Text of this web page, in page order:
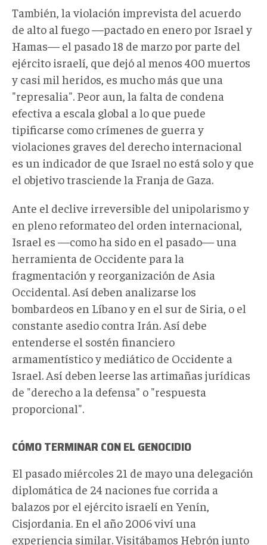
También, la violación imprevista del acuerdo
de alto al fuego —pactado en enero por Israel y
Hamas— el pasado 18 de marzo por parte del
ejército israelí, que dejó al menos 400 muertos
y casi mil heridos, es mucho más que una
"represalia". Peor aun, la falta de condena
efectiva a escala global a lo que puede
tipificarse como crímenes de guerra y
violaciones graves del derecho internacional
es un indicador de que Israel no está solo y que
el objetivo trasciende la Franja de Gaza.
Ante el declive irreversible del unipolarismo y
en pleno reformateo del orden internacional,
Israel es —como ha sido en el pasado— una
herramienta de Occidente para la
fragmentación y reorganización de Asia
Occidental. Así deben analizarse los
bombardeos en Líbano y en el sur de Siria, o el
constante asedio contra Irán. Así debe
entenderse el sostén financiero
armamentístico y mediático de Occidente a
Israel. Así deben leerse las artimañas jurídicas
de "derecho a la defensa" o "respuesta
proporcional".
CÓMO TERMINAR CON EL GENOCIDIO
El pasado miércoles 21 de mayo una delegación
diplomática de 24 naciones fue corrida a
balazos por el ejército israelí en Yenín,
Cisjordania. En el año 2006 viví una
experiencia similar. Visitábamos Hebrón junto